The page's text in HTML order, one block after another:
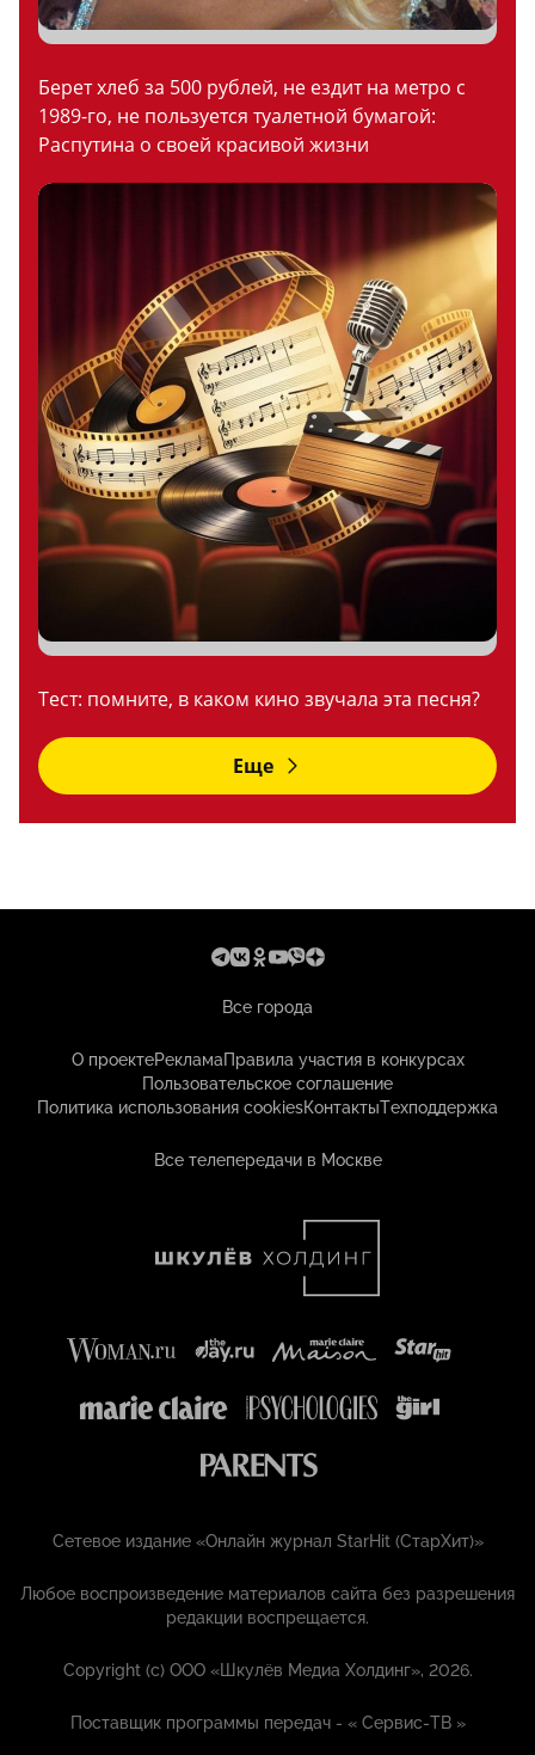
Берет хлеб за 500 рублей, не ездит на метро с
1989-го, не пользуется туалетной бумагой:
Распутина о своей красивой жизни
Тест: помните, в каком кино звучала эта песня?
Еще
Все города
О проектеРекламаПравила участия в конкурсах
Пользовательское соглашение
Политика использования cookiesКонтактыТехподдержка
Все телепередачи в Москве
Сетевое издание «Онлайн журнал StarHit (СтарХит)»
Любое воспроизведение материалов сайта без разрешения
редакции воспрещается.
Copyright (с) ООО «Шкулёв Медиа Холдинг», 2026.
Поставщик программы передач - «Сервис-ТВ »